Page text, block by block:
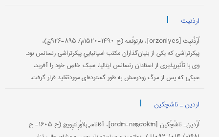
ارذنیث |
اُرْذُنیِث [orzoniyes]، بارتولُمه (ح ۱۴۹۰-۱۵۲۰م/ ۸۹۵-۹۲۶ق)،
پیکرتراشی که یکی از بنیان‌گذاران مکتب اسپانیاییِ پیکرتراشی رنسانس بود.
وی با تأثیرپذیری از استادان رنسانس ایتالیا، سبک خاص خود را آفرید،
سبکی که پس از مرگ زودرسش به طور گسترده‌ای موردتقلید قرار گرفت.
اردین ـ ناشچکین |
اُرْدین‌ـ ناشْچُکین [ordīn-nāščokīn]، آفاناسی‌لاوْرِنتیِویچ (ح ۱۶۰۵- ح